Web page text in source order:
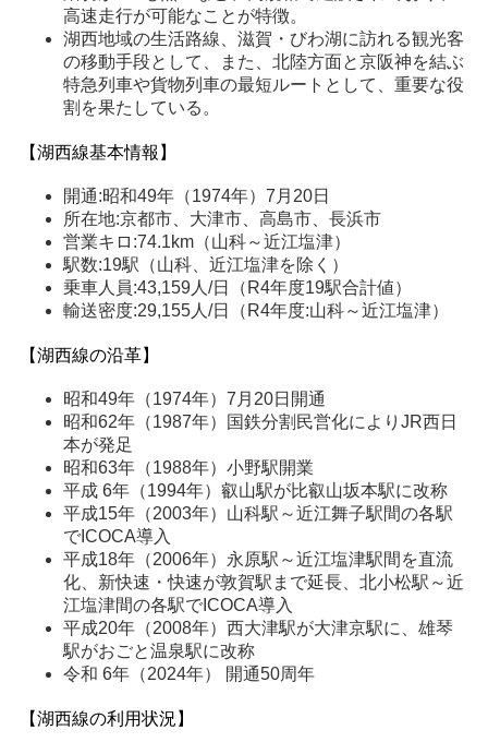
高速走行が可能なことが特徴。
湖西地域の生活路線、滋賀・びわ湖に訪れる観光客
の移動手段として、また、北陸方面と京阪神を結ぶ
特急列車や貨物列車の最短ルートとして、重要な役
割を果たしている。
【湖西線基本情報】
開通:昭和49年（1974年）7月20日
所在地:京都市、大津市、高島市、長浜市
営業キロ:74.1km（山科～近江塩津）
駅数:19駅（山科、近江塩津を除く）
乗車人員:43,159人/日（R4年度19駅合計値）
輸送密度:29,155人/日（R4年度:山科～近江塩津）
【湖西線の沿革】
昭和49年（1974年）7月20日開通
昭和62年（1987年）国鉄分割民営化によりJR西日
本が発足
昭和63年（1988年）小野駅開業
平成 6年（1994年）叡山駅が比叡山坂本駅に改称
平成15年（2003年）山科駅～近江舞子駅間の各駅
でICOCA導入
平成18年（2006年）永原駅～近江塩津駅間を直流
化、新快速・快速が敦賀駅まで延長、北小松駅～近
江塩津間の各駅でICOCA導入
平成20年（2008年）西大津駅が大津京駅に、雄琴
駅がおごと温泉駅に改称
令和 6年（2024年） 開通50周年
【湖西線の利用状況】